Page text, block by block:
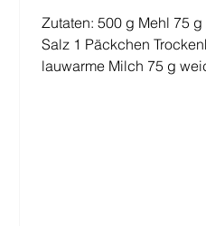
Zutaten: 500 g Mehl 75
Salz 1 Päckchen
lauwarme Milch 75 g